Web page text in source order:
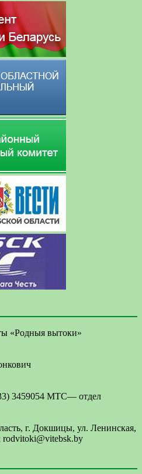
«Родныя вытоки»
3459054 МТС— отдел
г. Докшицы, ул. Ленинская,